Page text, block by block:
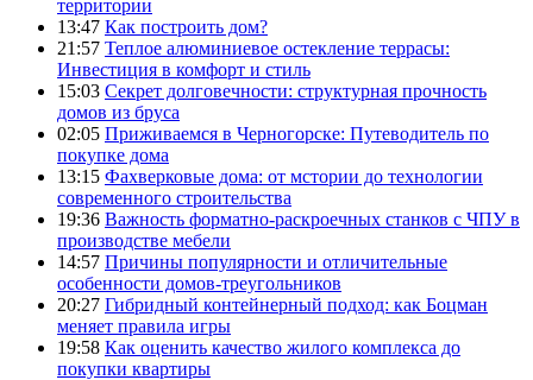
территории
13:47 Как построить дом?
21:57 Теплое алюминиевое остекление террасы:
Инвестиция в комфорт и стиль
15:03 Секрет долговечности: структурная прочность
домов из бруса
02:05 Приживаемся в Черногорске: Путеводитель по
покупке дома
13:15 Фахверковые дома: от мстории до технологии
современного строительства
19:36 Важность форматно-раскроечных станков с ЧПУ в
производстве мебели
14:57 Причины популярности и отличительные
особенности домов-треугольников
20:27 Гибридный контейнерный подход: как Боцман
меняет правила игры
19:58 Как оценить качество жилого комплекса до
покупки квартиры